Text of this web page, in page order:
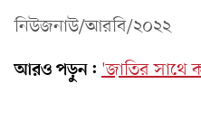
নিউজনাউ/আরবি/২০২২
আরও পড়ুন: 'জাতির সাথে